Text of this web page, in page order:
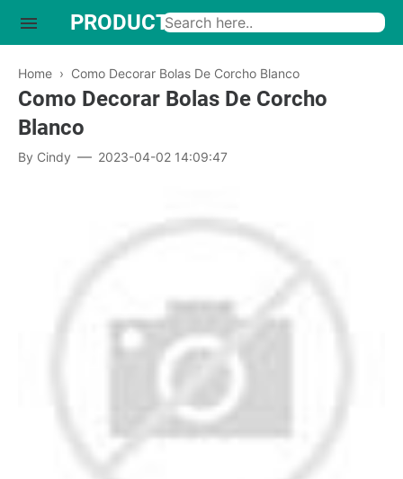
Home › Como Decorar Bolas De Corcho Blanco
Como Decorar Bolas De Corcho
Blanco
By Cindy 2023-04-02 14:09:47